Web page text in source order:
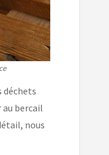
déchets
bercail
nous